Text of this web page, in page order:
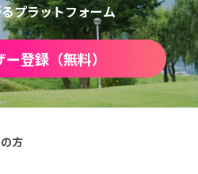
プラットフォーム
登録（無料）
方